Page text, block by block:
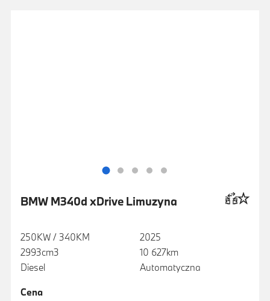
BMW M340d xDrive Limuzyna
250KW / 340KM
2993cm3
Diesel
2025
10 627km
Automatyczna
Cena